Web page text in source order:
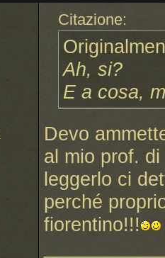
Citazione:
Ah, si?
E a cosa,
Devo
al mio prof.
leggerlo ci
perché
fiorentino!!!